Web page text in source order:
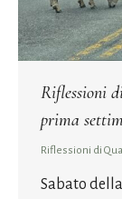
Riflessioni
prima
Riflessioni di
Sabato